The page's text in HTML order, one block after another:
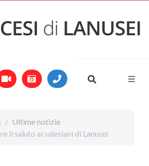
Ultime notizie
il saluto ai salesiani di Lanusei